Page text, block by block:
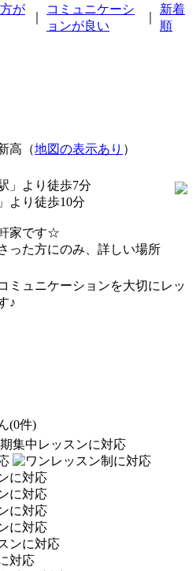
が
コミュニケーシ
ョンが良い
新着
順
高（地図の表示あり ）
」より徒歩7分
より徒歩10分
家です☆
った方にのみ、詳しい場所
ミュニケーションを大切にレッ
♪
(0件)